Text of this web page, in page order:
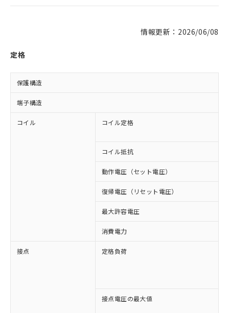
情報更新：2026/06/08
定格
保護構造
端子構造
コイル コイル定格
コイル抵抗
動作電圧（セット電圧）
復帰電圧（リセット電圧）
最大許容電圧
消費電力
接点 定格負荷
接点電圧の最大値